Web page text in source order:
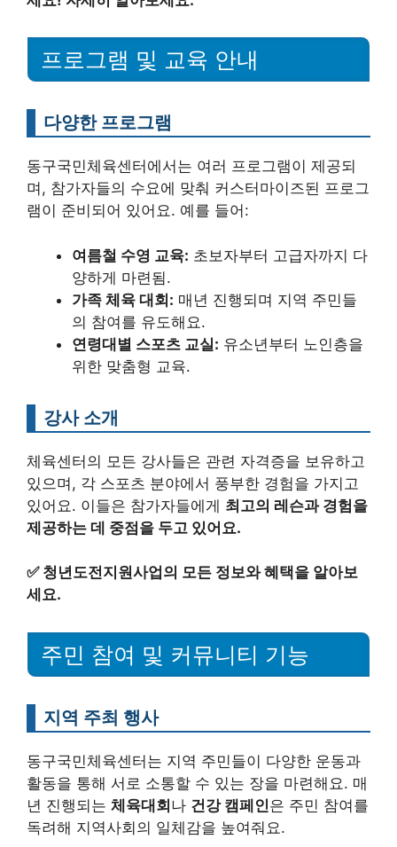
프로그램 및 교육 안내
다양한 프로그램
동구국민체육센터에서는 여러 프로그램이 제공되
며, 참가자들의 수요에 맞춰 커스터마이즈된 프로그
램이 준비되어 있어요. 예를 들어:
여름철 수영 교육: 초보자부터 고급자까지 다
양하게 마련됨.
가족 체육 대회: 매년 진행되며 지역 주민들
의 참여를 유도해요.
연령대별 스포츠 교실: 유소년부터 노인층을
위한 맞춤형 교육.
강사 소개
체육센터의 모든 강사들은 관련 자격증을 보유하고
있으며, 각 스포츠 분야에서 풍부한 경험을 가지고
있어요. 이들은 참가자들에게 최고의 레슨과 경험을
제공하는 데 중점을 두고 있어요.
✅ 청년도전지원사업의 모든 정보와 혜택을 알아보
세요.
주민 참여 및 커뮤니티 기능
지역 주최 행사
동구국민체육센터는 지역 주민들이 다양한 운동과
활동을 통해 서로 소통할 수 있는 장을 마련해요. 매
년 진행되는 체육대회 나 건강 캠페인은 주민 참여를
독려해 지역사회의 일체감을 높여줘요.